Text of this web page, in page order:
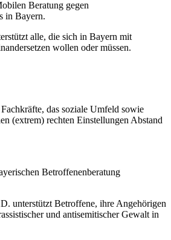
alle, die sich in Bayern mit
wollen oder müssen.
das soziale Umfeld sowie
(extrem) rechten Einstellungen Abstand
unterstützt Betroffene, ihre Angehörigen
und antisemitischer Gewalt in